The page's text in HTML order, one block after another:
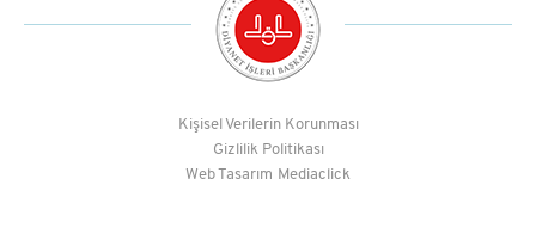
Kişisel Verilerin Korunması
Gizlilik Politikası
Web Tasarım Mediaclick